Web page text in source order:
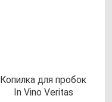
Копил­ка для про­бок
In Vino Veri­tas